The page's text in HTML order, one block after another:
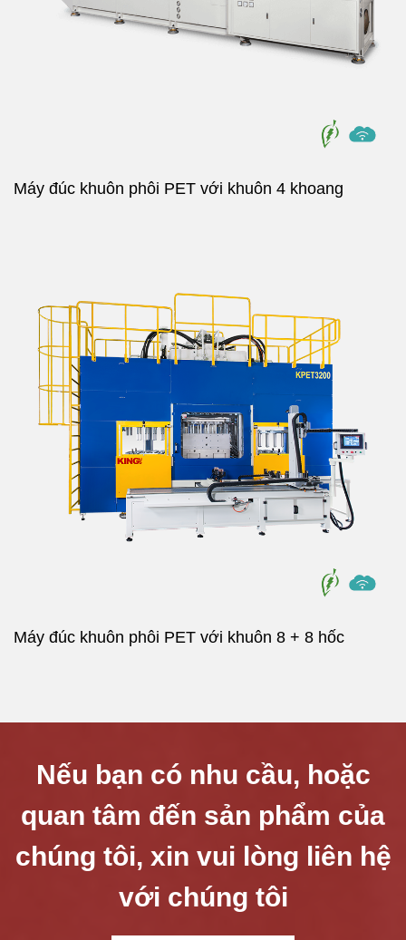
Máy đúc khuôn phôi PET với khuôn 4 khoang
Máy đúc khuôn phôi PET với khuôn 8 + 8 hốc
Nếu bạn có nhu cầu, hoặc
quan tâm đến sản phẩm của
chúng tôi, xin vui lòng liên hệ
với chúng tôi